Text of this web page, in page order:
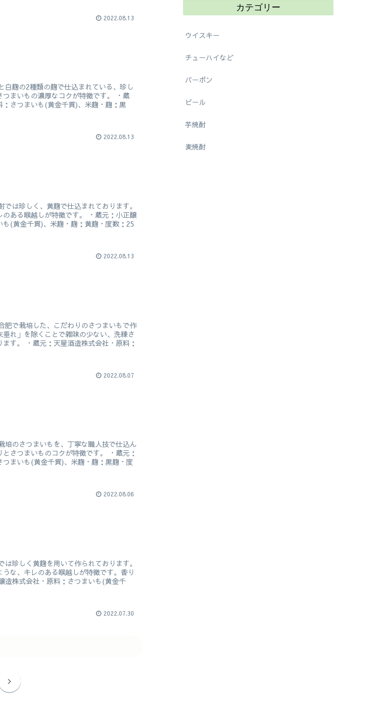
2022.08.13
白麹の2種類の麹で仕込まれている、珍し
まいもの濃厚なコクが特徴です。 ・蔵
さつまいも(黄金千貫)、米麹・麹：黒
2022.08.13
では珍しく、黄麹で仕込まれております。
ある喉越しが特徴です。 ・蔵元：小正醸
(黄金千貫)、米麹・麹：黄麹・度数：25
2022.08.13
肥で栽培した、こだわりのさつまいもで作
れ」を除くことで雑味の少ない、洗練さ
す。 ・蔵元：天星酒造株式会社・原料：
2022.08.07
培のさつまいもを、丁寧な職人技で仕込ん
さつまいものコクが特徴です。 ・蔵元：
まいも(黄金千貫)、米麹・麹：黒麹・度
2022.08.06
は珍しく黄麹を用いて作られております。
な、キレのある喉越しが特徴です。香り
造株式会社・原料：さつまいも(黄金千
2022.07.30
カテゴリー
ウイスキー
チューハイなど
バーボン
ビール
芋焼酎
麦焼酎